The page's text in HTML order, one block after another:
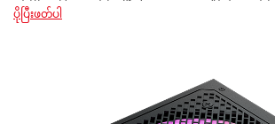
ပိုပြီးဖတ်ပါ